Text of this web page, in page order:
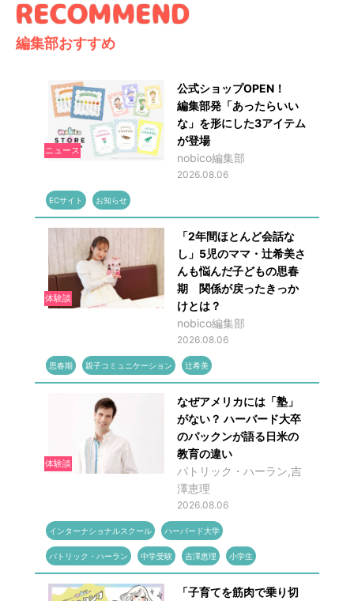
編集部おすすめ
ニュース
公式ショップOPEN！
編集部発「あったらいい
な」を形にした3アイテム
が登場
nobico編集部
2026.08.06
ECサイト お知らせ
体験談
「2年間ほとんど会話な
し」5児のママ・辻希美さ
んも悩んだ子どもの思春
期 関係が戻ったきっか
けとは？
nobico編集部
2026.08.06
思春期 親子コミュニケーション 辻希美
体験談
なぜアメリカには「塾」
がない？ ハーバード大卒
のパックンが語る日米の
教育の違い
パトリック・ハーラン,吉
澤恵理
2026.08.06
インターナショナルスクール ハーバード大学
パトリック・ハーラン 中学受験 吉澤恵理 小学生
「子育てを筋肉で乗り切